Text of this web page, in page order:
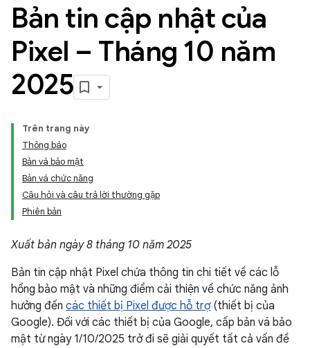
Bản tin cập nhật của
Pixel – Tháng 10 năm
2025
Trên trang này
Thông báo
Bản vá bảo mật
Bản vá chức năng
Câu hỏi và câu trả lời thường gặp
Phiên bản
Xuất bản ngày 8 tháng 10 năm 2025
Bản tin cập nhật Pixel chứa thông tin chi tiết về các lỗ
hổng bảo mật và những điểm cải thiện về chức năng ảnh
hưởng đến các thiết bị Pixel được hỗ trợ(thiết bị của
Google). Đối với các thiết bị của Google, cấp bản vá bảo
mật từ ngày 1/10/2025 trở đi sẽ giải quyết tất cả vấn đề